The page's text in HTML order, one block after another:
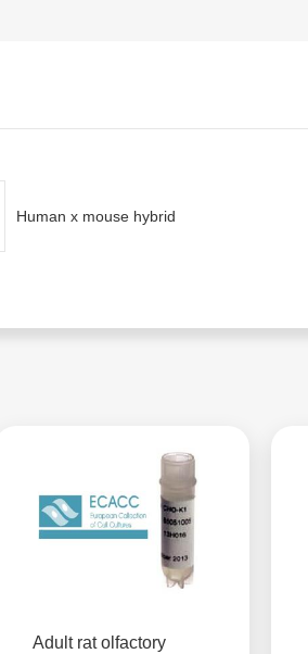
Human x mouse hybrid
Adult rat olfactory